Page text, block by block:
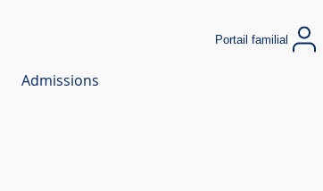
Portail familial
Admissions